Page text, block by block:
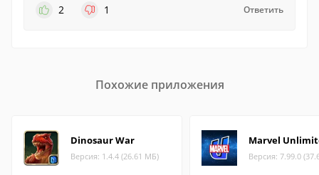
2
1 Ответить
Похожие приложения
Dinosaur War
Версия: 1.4.4 (26.61 МБ)
Marvel
Версия: 7.99.0